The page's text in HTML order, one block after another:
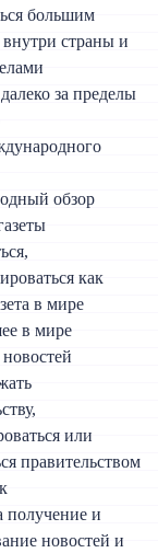
большим
страны и
за пределы
обзор
как
в мире
в мире
новостей
или
правительством
получение и
новостей и